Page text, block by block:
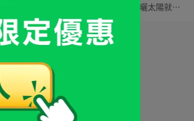
維生素D曬太陽就⋯